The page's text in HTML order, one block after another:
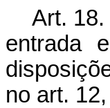
Art.
entrada
no art.